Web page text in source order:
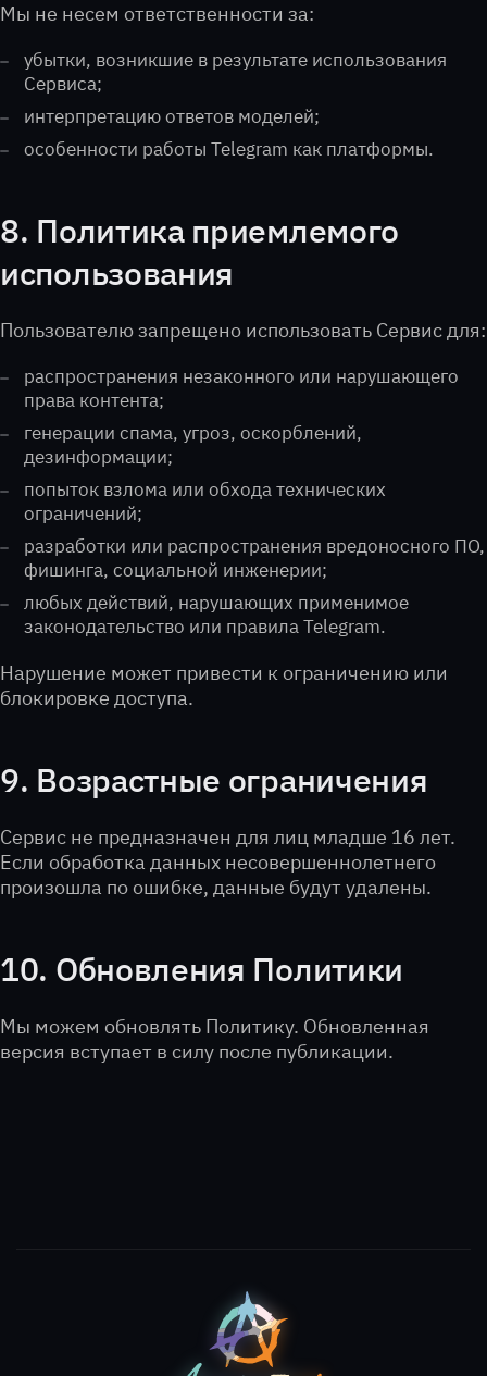
Мы не несем ответственности за:
убытки, возникшие в результате использования
Сервиса;
интерпретацию ответов моделей;
особенности работы Telegram как платформы.
8. Политика приемлемого
использования
Пользователю запрещено использовать Сервис для:
распространения незаконного или нарушающего
права контента;
генерации спама, угроз, оскорблений,
дезинформации;
попыток взлома или обхода технических
ограничений;
разработки или распространения вредоносного ПО,
фишинга, социальной инженерии;
любых действий, нарушающих применимое
законодательство или правила Telegram.
Нарушение может привести к ограничению или
блокировке доступа.
9. Возрастные ограничения
Сервис не предназначен для лиц младше 16 лет.
Если обработка данных несовершеннолетнего
произошла по ошибке, данные будут удалены.
10. Обновления Политики
Мы можем обновлять Политику. Обновленная
версия вступает в силу после публикации.